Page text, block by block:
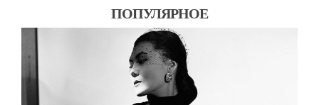
ПОПУЛЯРНОЕ